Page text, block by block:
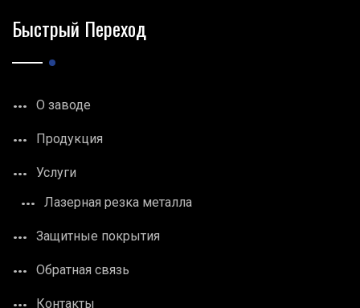
Быстрый Переход
О заводе
Продукция
Услуги
Лазерная резка металла
Защитные покрытия
Обратная связь
Контакты